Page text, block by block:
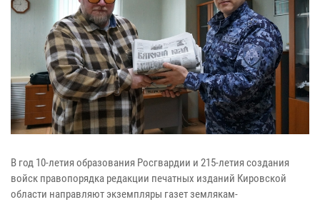
В год 10-летия образования Росгвардии и 215-летия создания
войск правопорядка редакции печатных изданий Кировской
области направляют экземпляры газет землякам-